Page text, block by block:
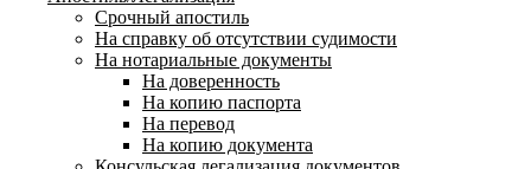
Срочный апостиль
На справку об отсутствии судимости
На нотариальные документы
На доверенность
На копию паспорта
На перевод
На копию документа